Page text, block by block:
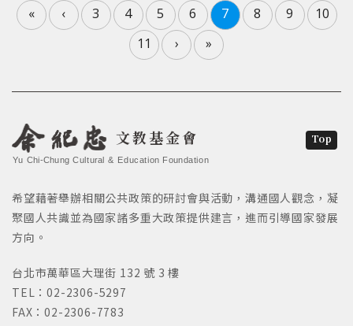
« ‹ 3 4 5 6 7 8 9
10
11
› »
文教基金會
Yu Chi-Chung Cultural & Education Foundation
希望藉著舉辦相關公共政策的研討會與活動，溝通國人觀念，凝
聚國人共識並為國家諸多重大政策提供建言，進而引導國家發展
方向。
台北市萬華區大理街 132 號 3 樓
TEL：02-2306-5297
FAX：02-2306-7783
Top